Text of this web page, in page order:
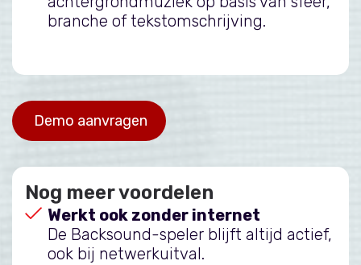
branche of tekstomschrijving.
Demo aanvragen
Nog meer voordelen
Werkt ook zonder internet
De Backsound-speler blijft altijd actief,
ook bij netwerkuitval.